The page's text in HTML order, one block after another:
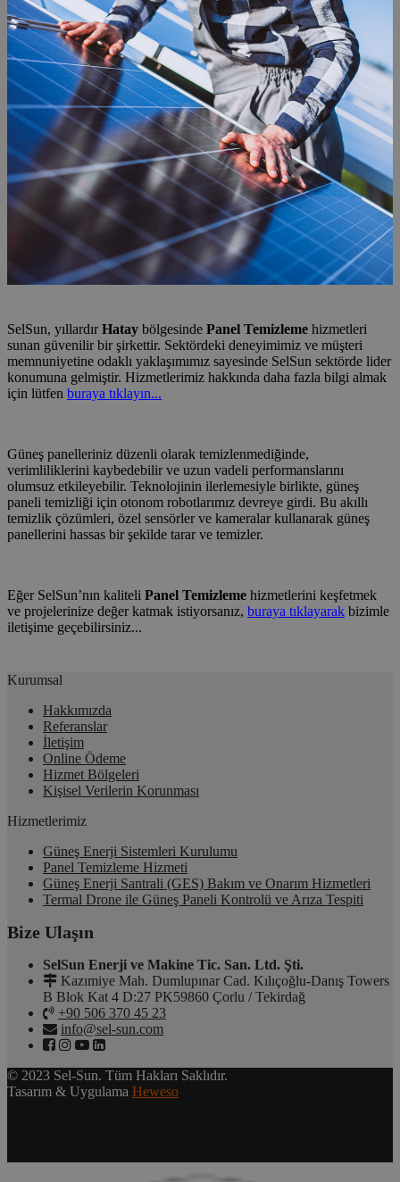
SelSun, yıllardırHatay bölgesinde Panel Temizleme hizmetleri
sunan güvenilir bir şirkettir. Sektördeki deneyimimiz ve müşteri
memnuniyetine odaklı yaklaşımımız sayesinde SelSun sektörde lider
konumuna gelmiştir. Hizmetlerimiz hakkında daha fazla bilgi almak
için lütfen buraya tıklayın...
Güneş panelleriniz düzenli olarak temizlenmediğinde,
verimliliklerini kaybedebilir ve uzun vadeli performanslarını
olumsuz etkileyebilir. Teknolojinin ilerlemesiyle birlikte, güneş
paneli temizliği için otonom robotlarımız devreye girdi. Bu akıllı
temizlik çözümleri, özel sensörler ve kameralar kullanarak güneş
panellerini hassas bir şekilde tarar ve temizler.
Eğer SelSun’nın kaliteli Panel Temizleme hizmetlerini keşfetmek
ve projelerinize değer katmak istiyorsanız, buraya tıklayarak bizimle
iletişime geçebilirsiniz...
Kurumsal
Hakkımızda
Referanslar
İletişim
Online Ödeme
Hizmet Bölgeleri
Kişisel Verilerin Korunması
Hizmetlerimiz
Güneş Enerji Sistemleri Kurulumu
Panel Temizleme Hizmeti
Güneş Enerji Santrali (GES) Bakım ve Onarım Hizmetleri
Termal Drone ile Güneş Paneli Kontrolü ve Arıza Tespiti
Bize Ulaşın
SelSun Enerji ve Makine Tic. San. Ltd. Şti.
Kazımiye Mah. Dumlupınar Cad. Kılıçoğlu-Danış Towers
B Blok Kat 4 D:27 PK59860 Çorlu / Tekirdağ
+90 506 370 45 23
info@sel-sun.com
© 2023 Sel-Sun. Tüm Hakları Saklıdır.
Tasarım & Uygulama Heweso